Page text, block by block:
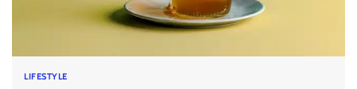
LIFESTYLE